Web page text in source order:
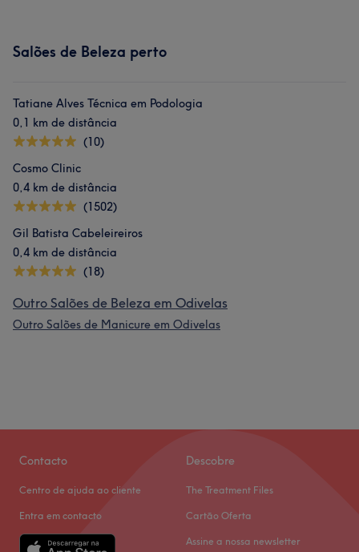
Salões de Beleza perto
Tatiane Alves Técnica em Podologia
0,1 km de distância
(10)
Cosmo Clinic
0,4 km de distância
(1502)
Gil Batista Cabeleireiros
0,4 km de distância
(18)
Outro Salões de Beleza em Odivelas
Outro Salões de Manicure em Odivelas
Contacto
Centro de ajuda ao cliente
Entra em contacto
Descobre
The Treatment Files
Cartão Oferta
Assine a nossa newsletter